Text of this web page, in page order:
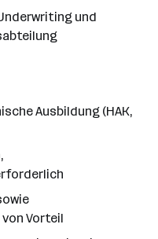
und
Ausbildung (HAK,
Vorteil